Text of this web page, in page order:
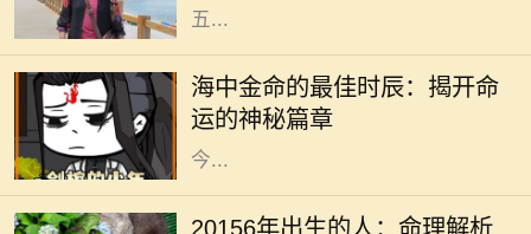
五...
海中金命的最佳时辰：揭开命
运的神秘篇章
在中国传统的命理学中，每个人的命
运都与五行有着密切的关联。海中金
命，作为金命的一种，其蕴含的不仅
是金的特性，还有深厚的文化内涵。
今...
20156年出生的人：命理解析
在中国传统命理学中，出生年份常常
被视为一个人命运的重要标志。